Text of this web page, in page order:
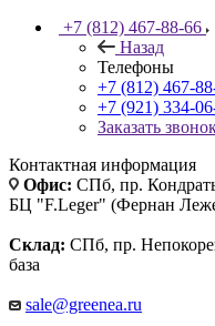
+7 (812) 467-88-66
Назад
Телефоны
+7 (812) 467-
+7 (921) 334-
Заказать
Контактная информация
Офис: СПб, пр.
БЦ "F.Leger" (Фернан
Склад: СПб, пр.
база
sale@greenea.ru